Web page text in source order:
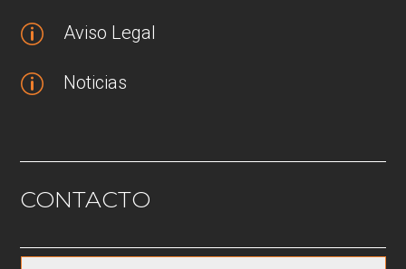
p Aviso Legal
p Noticias
CONTACTO